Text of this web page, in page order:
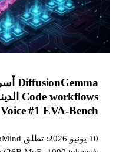
Voice #1 EVA-Bench